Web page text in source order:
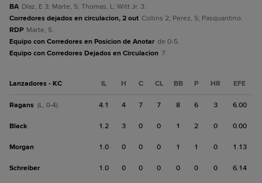
BA Díaz, E 3; Marte, S; Thomas, L; Witt Jr. 3.
Corredores dejados en circulacion, 2 out Collins 2; Perez, S; Pasquantino.
RDP Marte, S.
Equipo con Corredores en Posicion de Anotar de 0-5.
Equipo con Corredores Dejados en Circulacion 7.
Lanzadores - KC IL H C CL BB P HR EFE
Ragans (L, 0-4) 4.1 4 7 7 8 6 3 6.00
Black 1.2 3 0 0 1 2 0 0.00
Morgan 1.0 0 0 0 1 1 0 1.13
Schreiber 1.0 0 0 0 0 0 0 6.14